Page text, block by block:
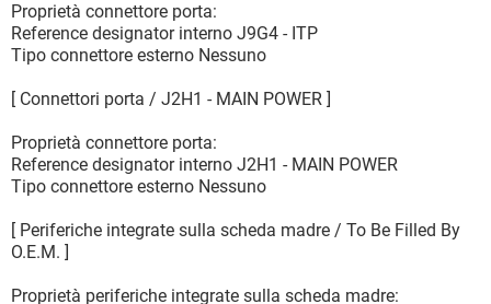
Proprietà connettore porta:
Reference designator interno J9G4 - ITP
Tipo connettore esterno Nessuno
[ Connettori porta / J2H1 - MAIN POWER ]
Proprietà connettore porta:
Reference designator interno J2H1 - MAIN POWER
Tipo connettore esterno Nessuno
[ Periferiche integrate sulla scheda madre / To Be Filled By
O.E.M. ]
Proprietà periferiche integrate sulla scheda madre: